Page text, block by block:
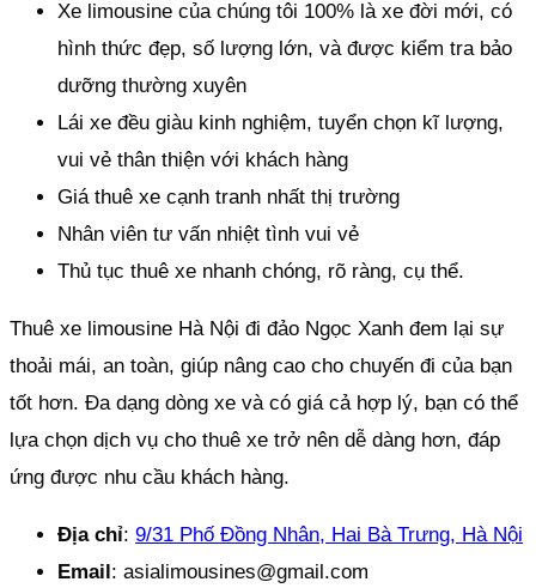
Xe limousine của chúng tôi 100% là xe đời mới, có
hình thức đẹp, số lượng lớn, và được kiểm tra bảo
dưỡng thường xuyên
Lái xe đều giàu kinh nghiệm, tuyển chọn kĩ lượng,
vui vẻ thân thiện với khách hàng
Giá thuê xe cạnh tranh nhất thị trường
Nhân viên tư vấn nhiệt tình vui vẻ
Thủ tục thuê xe nhanh chóng, rõ ràng, cụ thể.
Thuê xe limousine Hà Nội đi đảo Ngọc Xanh đem lại sự
thoải mái, an toàn, giúp nâng cao cho chuyến đi của bạn
tốt hơn. Đa dạng dòng xe và có giá cả hợp lý, bạn có thể
lựa chọn dịch vụ cho thuê xe trở nên dễ dàng hơn, đáp
ứng được nhu cầu khách hàng.
Địa chỉ: 9/31 Phố Đồng Nhân, Hai Bà Trưng, Hà Nội
Email: asialimousines@gmail.com